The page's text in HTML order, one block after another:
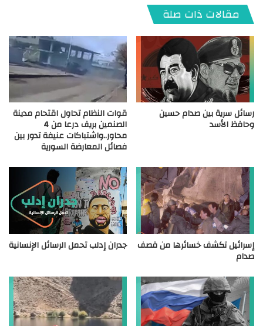
مقالات ذات صلة
رسائل سرية بين صدام حسين
وحافظ الأسد
قوات النظام تحاول اقتحام مدينة
الصنمين بريف درعا من 4
محاور..واشتباكات عنيفة تدور بين
فصائل المعارضة السورية
إسرائيل تكشف خسائرها من قصف
صدام
جدران إدلب تحمل الرسائل الإنسانية